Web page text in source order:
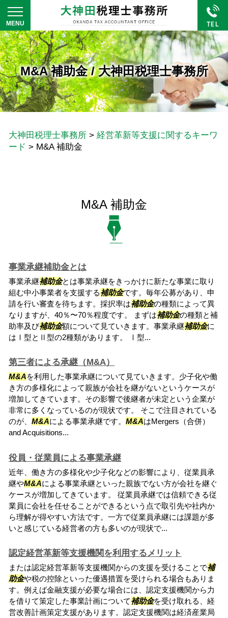
M&A 補助金 / 大神田税理士事務所
大神田税理士事務所 > 経営革新等支援に関するキーワ
ード > M&A 補助金
M&A 補助金
事業承継補助金とは
事業承継補助金とは事業承継をきっかけに新たな事業に取り
組む中小事業者を支援する補助金です。毎年公募があり、申
請を行い審査を待ちます。採択率は補助金の種類によって異
なりますが、40％〜70％程度です。 まずは補助金の種類と補
助率及び補助金額について見ていきます。事業承継補助金に
はⅠ型とⅡ型の2種類があります。 Ⅰ型...
第三者による承継（M&A）
M&Aを利用した事業承継について見ていきます。少子化や働
き方の多様化によって親族が会社を継がないというケースが
増加してきています。その影響で後継者が未定という企業が
非常に多くなっているのが現状です。 そこで注目されている
のが、 M&Aによる事業承継です。 M&AはMergers（合併）
and Acquisitions...
役員・従業員による事業承継
近年、働き方の多様化や少子化などの影響により、従業員承
継やM&Aによる事業承継といった親族でない方が会社を継ぐ
ケースが増加してきています。 従業員承継では信頼できる従
業員に会社を任せることができるという点で取引先や社内か
ら理解が得やすい方法です。一方で従業員承継には課題が多
いと感じている経営者の方も多いのが現状で...
認定経営革新等支援機関を利用するメリット
または認定経営革新等支援機関からの支援を受けることで補
助金や税の控除といった優遇措置を受けられる場合もありま
す。例えば金融支援が必要な場合には、認定支援機関から力
を借りて策定した事業計画について補助金を受け取れる、経
営改善計画策定支援があります。認定支援機関は経済産業局